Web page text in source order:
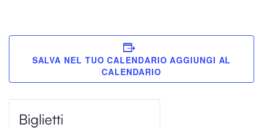
SALVA NEL TUO CALENDARIO